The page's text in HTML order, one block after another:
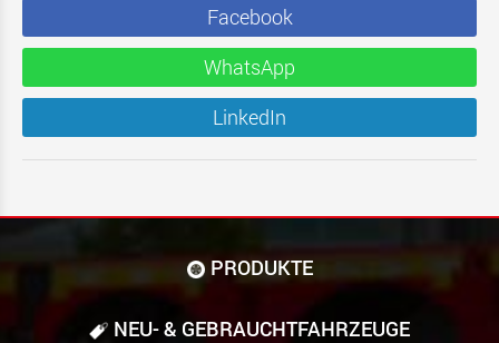
Facebook
WhatsApp
LinkedIn
PRODUKTE
NEU- & GEBRAUCHT­FAHRZEUGE